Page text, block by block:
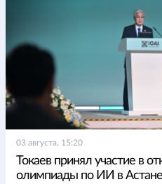
03 августа, 15:20
Токаев принял участие в
олимпиады по ИИ в Астане